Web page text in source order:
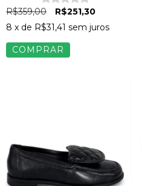
R$359,00
R$251,30
8 x de R$31,41 sem juros
COMPRAR